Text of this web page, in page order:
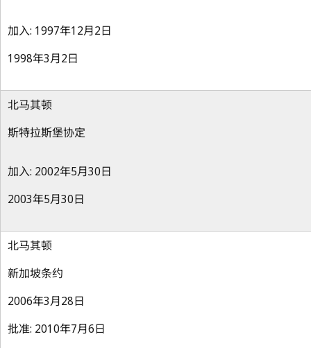
加入: 1997年12月2日
1998年3月2日
北马其顿
斯特拉斯堡协定
加入: 2002年5月30日
2003年5月30日
北马其顿
新加坡条约
2006年3月28日
批准: 2010年7月6日